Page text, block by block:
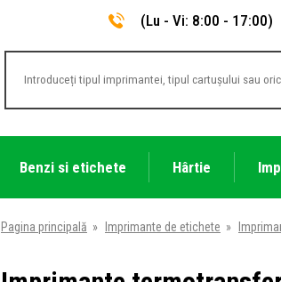
(Lu - Vi: 8:00 - 17:00)
Benzi si etichete Hârtie
Pagina principală » Imprimante de etichete »